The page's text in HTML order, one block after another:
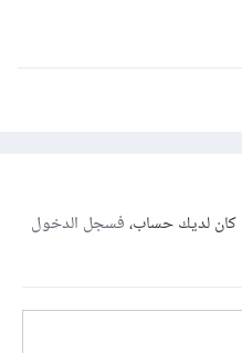
كان لديك حساب،فسجل الدخول